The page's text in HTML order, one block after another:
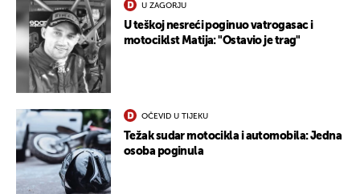
U ZAGORJU
U teškoj nesreći poginuo vatrogasac i
motociklst Matija: "Ostavio je trag"
OČEVID U TIJEKU
Težak sudar motocikla i automobila: Jedna
osoba poginula